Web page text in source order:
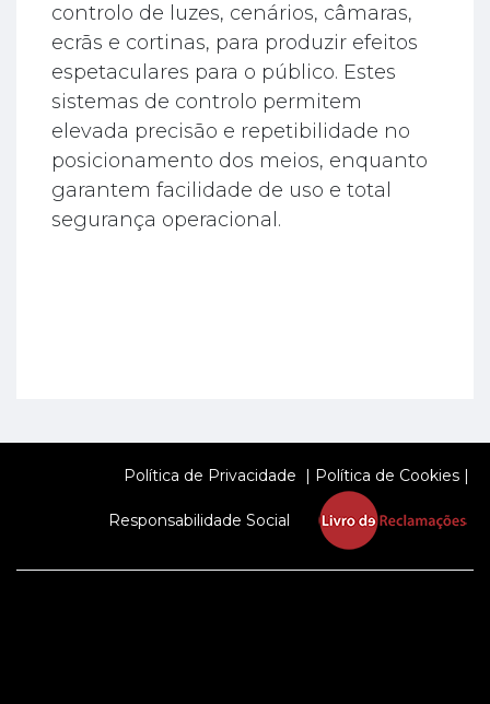
controlo de luzes, cenários, câmaras,
ecrãs e cortinas, para produzir efeitos
espetaculares para o público. Estes
sistemas de controlo permitem
elevada precisão e repetibilidade no
posicionamento dos meios, enquanto
garantem facilidade de uso e total
segurança operacional.
Política de Privacidade Política de Cookies
Responsabilidade Social